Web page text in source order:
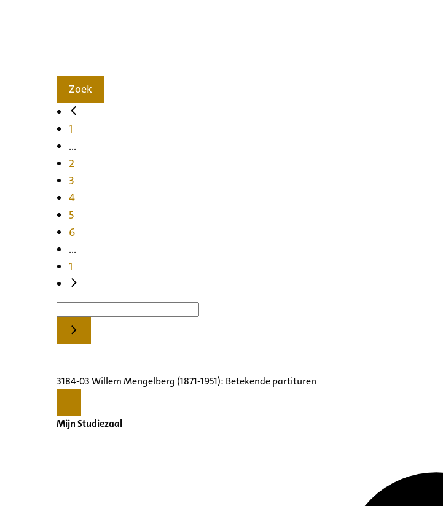
Zoek
1
...
2
3
4
5
6
...
1
3184-03 Willem Mengelberg (1871-1951): Betekende partituren
Mijn Studiezaal